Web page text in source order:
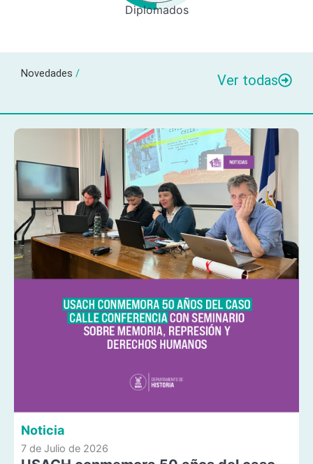
Diplomados
Novedades / Ver todas
Noticia
7 de Julio de 2026